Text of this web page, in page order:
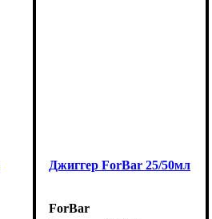
Джиггер ForBar 25/50мл
ForBar